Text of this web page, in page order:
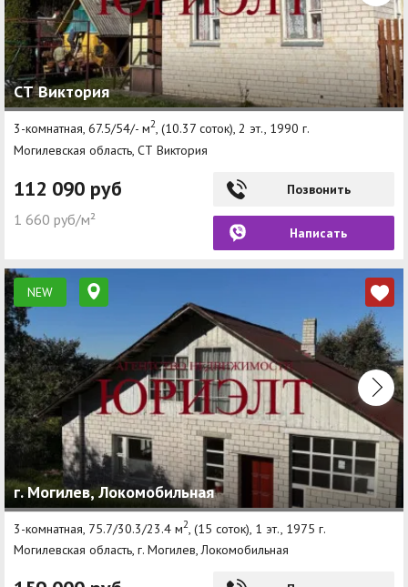
СТ Виктория
3-комнатная, 67.5/54/- м2, (10.37 соток), 2 эт., 1990 г.
Могилевская область, СТ Виктория
112 090 руб
1 660 руб/м²
Позвонить
Написать
NEW
г. Могилев, Локомобильная
3-комнатная, 75.7/30.3/23.4 м2 , (15 соток), 1 эт., 1975 г.
Могилевская область, г. Могилев, Локомобильная